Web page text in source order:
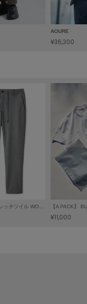
AOURE
¥36,300
PT SAVONA ストレッチツイル WONDER SHAPE
¥11,000